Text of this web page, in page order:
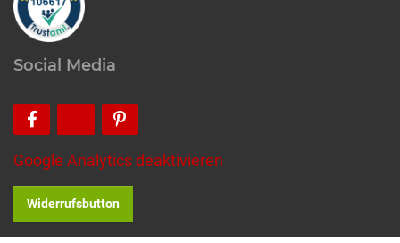
Social Media
Google Analytics deaktivieren
Widerrufsbutton